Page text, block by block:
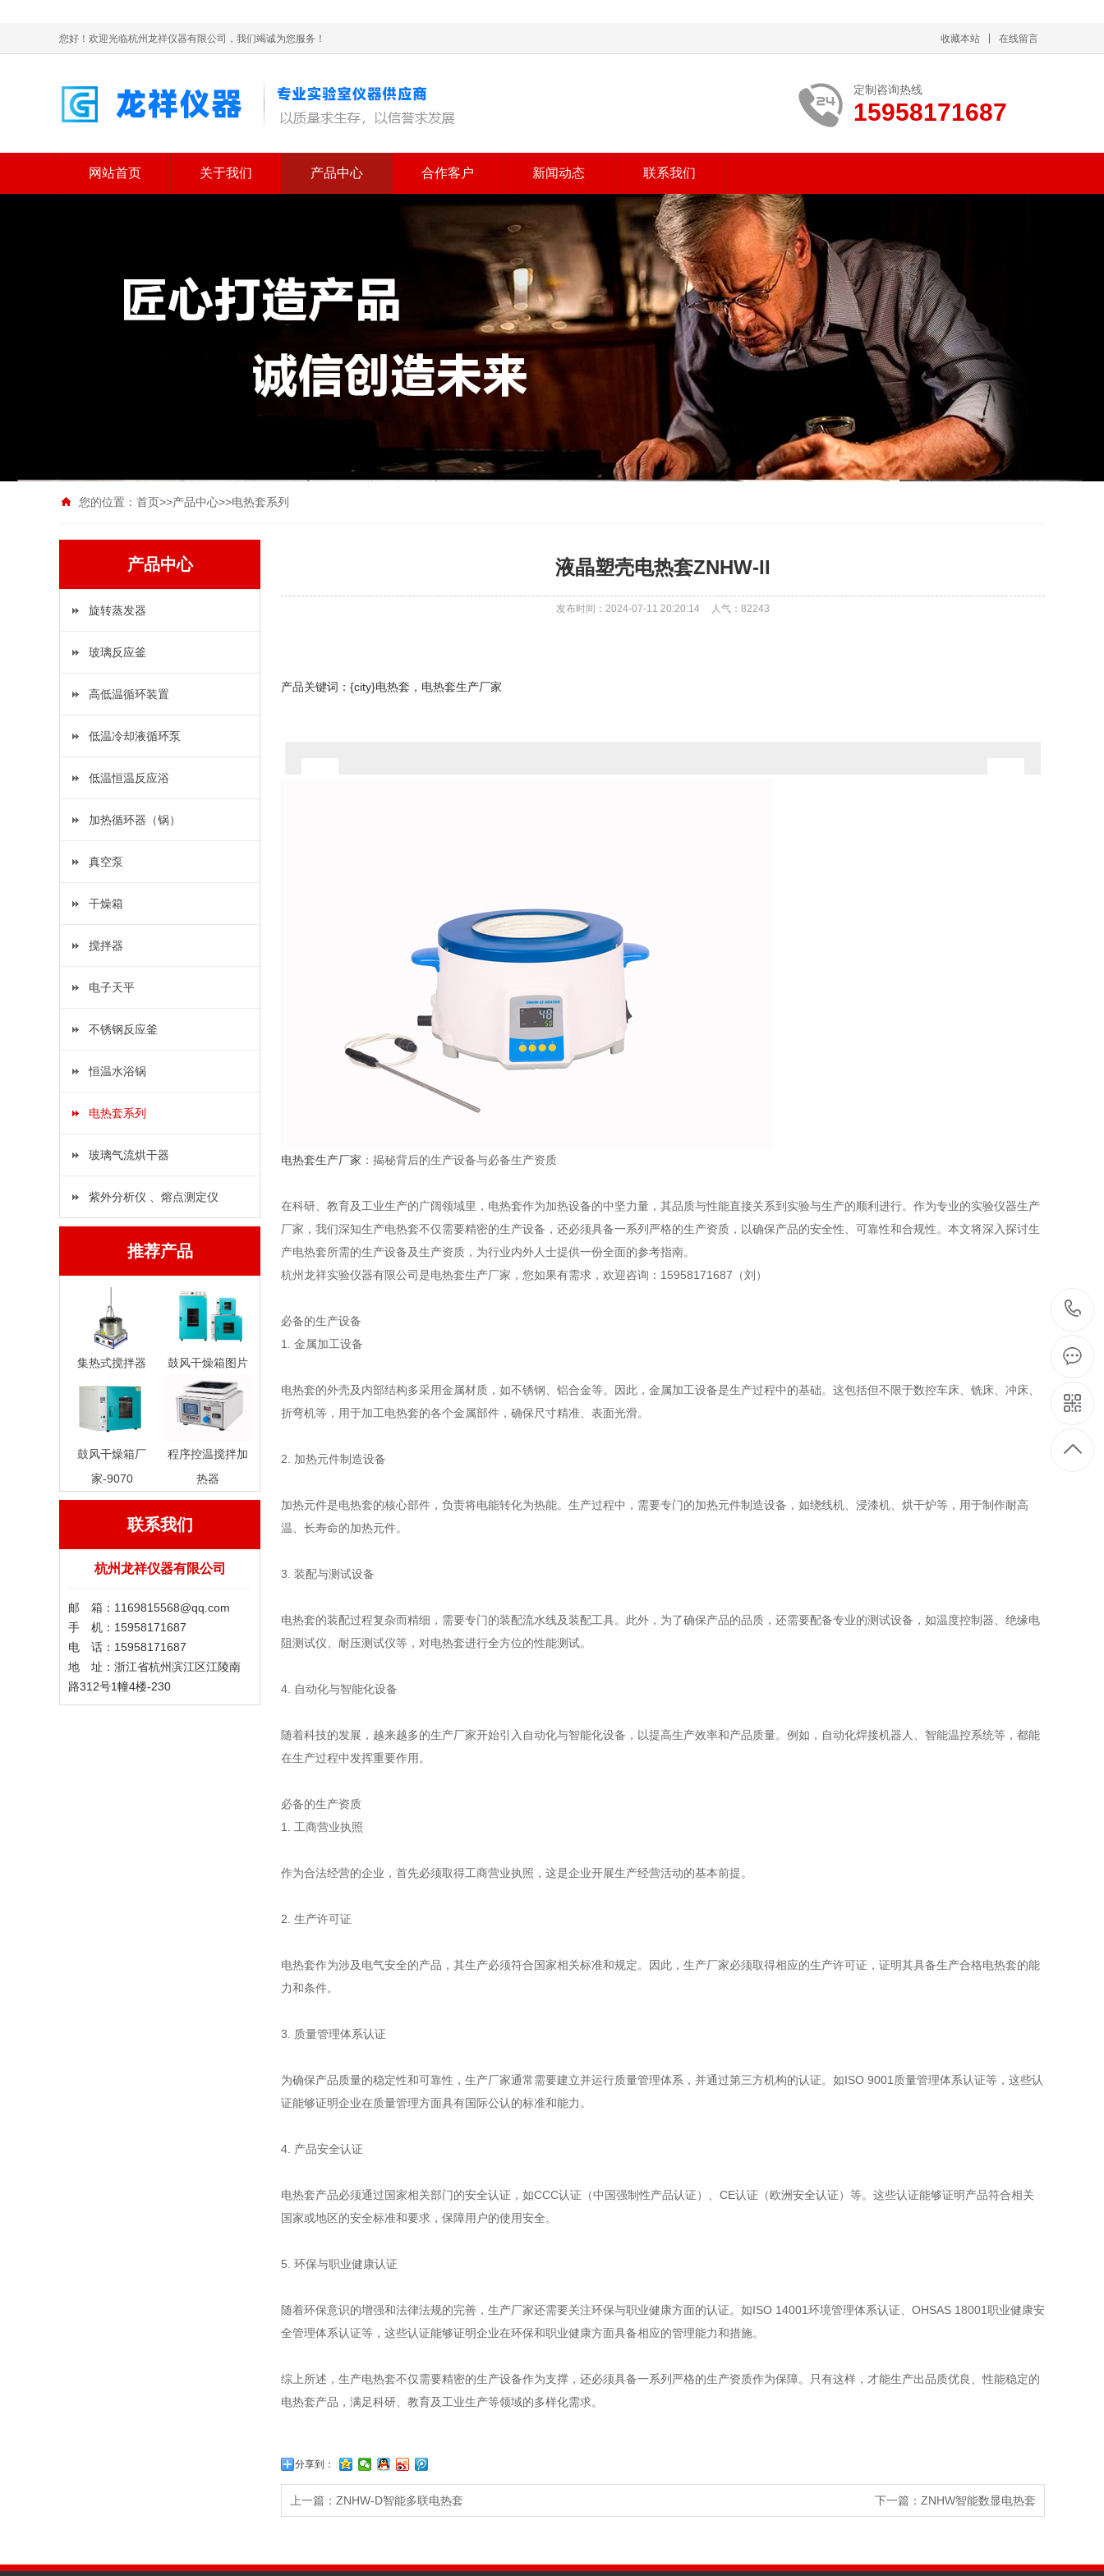
您好！欢迎光临杭州龙祥仪器有限公司，我们竭诚为您服务！ 收藏本站 在线留言
定制咨询热线
15958171687
网站首页 关于我们 产品中心 合作客户 新闻动态 联系我们
您的位置： 首页>>产品中心>>电热套系列
产品中心
旋转蒸发器
玻璃反应釜
高低温循环装置
低温冷却液循环泵
低温恒温反应浴
加热循环器（锅）
真空泵
干燥箱
搅拌器
电子天平
不锈钢反应釜
恒温水浴锅
电热套系列
玻璃气流烘干器
紫外分析仪 、熔点测定仪
推荐产品
集热式搅拌器 鼓风干燥箱图片
鼓风干燥箱厂
家-9070
程序控温搅拌加
热器
联系我们
杭州龙祥仪器有限公司
邮 箱：1169815568@qq.com
手 机：15958171687
电 话：15958171687
地 址：浙江省杭州滨江区江陵南
路312号1幢4楼-230
液晶塑壳电热套ZNHW-II
发布时间：2024-07-11 20:20:14 人气： 82243
产品关键词：{city}​电热套，​电热套生产厂家
电热套生产厂家 ：揭秘背后的生产设备与必备生产资质
在科研、教育及工业生产的广阔领域里，电热套作为加热设备的中坚力量，其品质与性能直接关系到实验与生产的顺利进行。作为专业的实验仪器生产
厂家，我们深知生产电热套不仅需要精密的生产设备，还必须具备一系列严格的生产资质，以确保产品的安全性、可靠性和合规性。本文将深入探讨生
产电热套所需的生产设备及生产资质，为行业内外人士提供一份全面的参考指南。
杭州龙祥实验仪器有限公司是电热套生产厂家，您如果有需求，欢迎咨询：15958171687（刘）
必备的生产设备
1. 金属加工设备
电热套的外壳及内部结构多采用金属材质，如不锈钢、铝合金等。因此，金属加工设备是生产过程中的基础。这包括但不限于数控车床、铣床、冲床、
折弯机等，用于加工电热套的各个金属部件，确保尺寸精准、表面光滑。
2. 加热元件制造设备
加热元件是电热套的核心部件，负责将电能转化为热能。生产过程中，需要专门的加热元件制造设备，如绕线机、浸漆机、烘干炉等，用于制作耐高
温、长寿命的加热元件。
3. 装配与测试设备
电热套的装配过程复杂而精细，需要专门的装配流水线及装配工具。此外，为了确保产品的品质，还需要配备专业的测试设备，如温度控制器、绝缘电
阻测试仪、耐压测试仪等，对电热套进行全方位的性能测试。
4. 自动化与智能化设备
随着科技的发展，越来越多的生产厂家开始引入自动化与智能化设备，以提高生产效率和产品质量。例如，自动化焊接机器人、智能温控系统等，都能
在生产过程中发挥重要作用。
必备的生产资质
1. 工商营业执照
作为合法经营的企业，首先必须取得工商营业执照，这是企业开展生产经营活动的基本前提。
2. 生产许可证
电热套作为涉及电气安全的产品，其生产必须符合国家相关标准和规定。因此，生产厂家必须取得相应的生产许可证，证明其具备生产合格电热套的能
力和条件。
3. 质量管理体系认证
为确保产品质量的稳定性和可靠性，生产厂家通常需要建立并运行质量管理体系，并通过第三方机构的认证。如ISO 9001质量管理体系认证等，这些认
证能够证明企业在质量管理方面具有国际公认的标准和能力。
4. 产品安全认证
电热套产品必须通过国家相关部门的安全认证，如CCC认证（中国强制性产品认证）、CE认证（欧洲安全认证）等。这些认证能够证明产品符合相关
国家或地区的安全标准和要求，保障用户的使用安全。
5. 环保与职业健康认证
随着环保意识的增强和法律法规的完善，生产厂家还需要关注环保与职业健康方面的认证。如ISO 14001环境管理体系认证、OHSAS 18001职业健康安
全管理体系认证等，这些认证能够证明企业在环保和职业健康方面具备相应的管理能力和措施。
综上所述，生产电热套不仅需要精密的生产设备作为支撑，还必须具备一系列严格的生产资质作为保障。只有这样，才能生产出品质优良、性能稳定的
电热套产品，满足科研、教育及工业生产等领域的多样化需求。
分享到：
上一篇： ZNHW-D智能多联电热套 下一篇： ZNHW智能数显电热套